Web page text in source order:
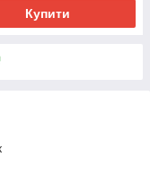
Купити